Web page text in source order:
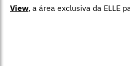
View, a área exclusiva da ELLE